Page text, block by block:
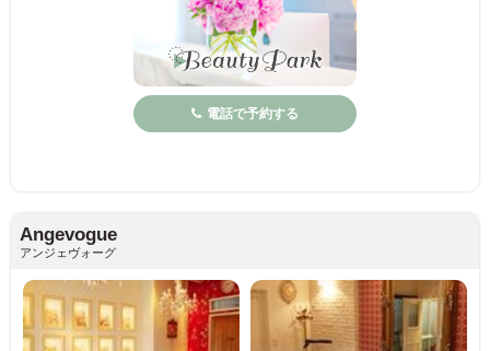
電話で予約する
Angevogue
アンジェヴォーグ